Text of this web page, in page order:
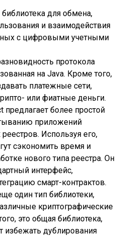
библиотека для обмена,
и взаимодействия
с цифровыми учетными
протокола
на Java. Кроме того,
платежные сети,
или фиатные деньги.
предлагает более простой
приложений
Используя его,
сэкономить время и
нового типа реестра. Он
интерфейс,
смарт-контрактов.
один тип библиотеки,
криптографические
это общая библиотека,
избежать дублирования